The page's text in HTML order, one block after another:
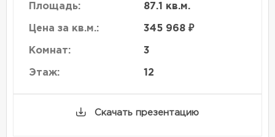
Площадь: 87.1 кв.м.
Цена за кв.м.: 345 968 ₽
Комнат: 3
Этаж: 12
Скачать презентацию